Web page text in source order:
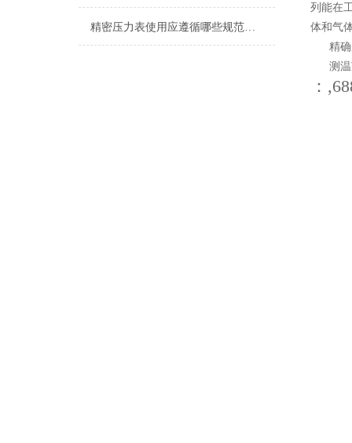
精密压力表使用应遵循哪些规范，如何使用更精确？
列能在
体和气
精确
测温
：